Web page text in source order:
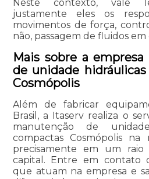
Neste contexto, vale
justamente eles os
movimentos de força,
não, passagem de fluidos em
Mais sobre a
de unidade
Cosmópolis
Além de fabricar
Brasil, a Itaserv realiza o
manutenção de
compactas Cosmópolis na
precisamente em um
capital. Entre em contato
que atuam na empresa e